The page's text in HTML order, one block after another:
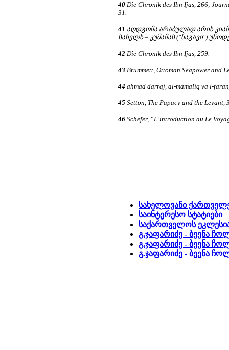
40 Die Chronik des Ibn Ijas, 266;
31.
41 აღდგომა არაბულად არის
სახელს – კუმამას ("ნაგავი")
42 Die Chronik des Ibn Ijas, 259.
43 Brummett, Ottoman Seapower and
44 ahmad darraj, al-mamaliq va l-
45 Setton, The Papacy and the Levant,
46 Schefer, “L’introduction au Le
სახელოვანი
საინტერესო სტატიები
საქართველოს
გ.ჯაფარიძე - ბეენა
გ.ჯაფარიძე - ბეენა
გ.ჯაფარიძე - ბეენა